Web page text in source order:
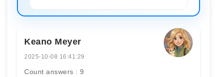
Keano Meyer
2025-10-08 16:41:29
Count answers : 9